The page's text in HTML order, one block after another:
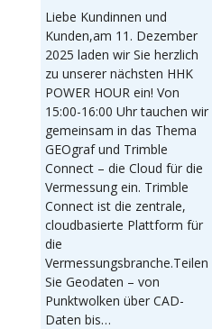
Liebe Kundinnen und
Kunden,am 11. Dezember
2025 laden wir Sie herzlich
zu unserer nächsten HHK
POWER HOUR ein! Von
15:00-16:00 Uhr tauchen wir
gemeinsam in das Thema
GEOgraf und Trimble
Connect – die Cloud für die
Vermessung ein. Trimble
Connect ist die zentrale,
cloudbasierte Plattform für
die
Vermessungsbranche.Teilen
Sie Geodaten – von
Punktwolken über CAD-
Daten bis…